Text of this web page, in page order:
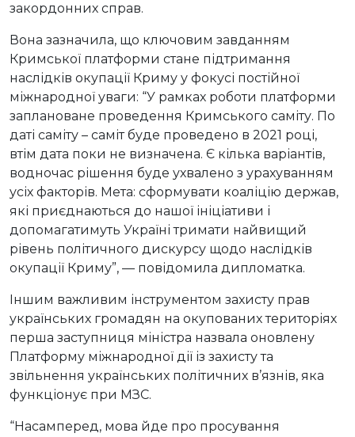
закордонних справ.
Вона зазначила, що ключовим завданням
Кримської платформи стане підтримання
наслідків окупації Криму у фокусі постійної
міжнародної уваги: “У рамках роботи платформи
заплановане проведення Кримського саміту. По
даті саміту – саміт буде проведено в 2021 році,
втім дата поки не визначена. Є кілька варіантів,
водночас рішення буде ухвалено з урахуванням
усіх факторів. Мета: сформувати коаліцію держав,
які приєднаються до нашої ініціативи і
допомагатимуть Україні тримати найвищий
рівень політичного дискурсу щодо наслідків
окупації Криму”, — повідомила дипломатка.
Іншим важливим інструментом захисту прав
українських громадян на окупованих територіях
перша заступниця міністра назвала оновлену
Платформу міжнародної дії із захисту та
звільнення українських політичних в’язнів, яка
функціонує при МЗС.
“Насамперед, мова йде про просування